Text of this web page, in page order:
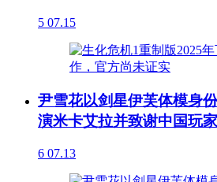
5 07.15
尹雪花以剑星伊芙体模身
演米卡艾拉并致谢中国玩家
6 07.13